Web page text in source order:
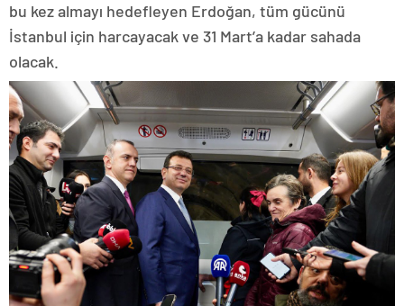
bu kez almayı hedefleyen Erdoğan, tüm gücünü
İstanbul için harcayacak ve 31 Mart’a kadar sahada
olacak.